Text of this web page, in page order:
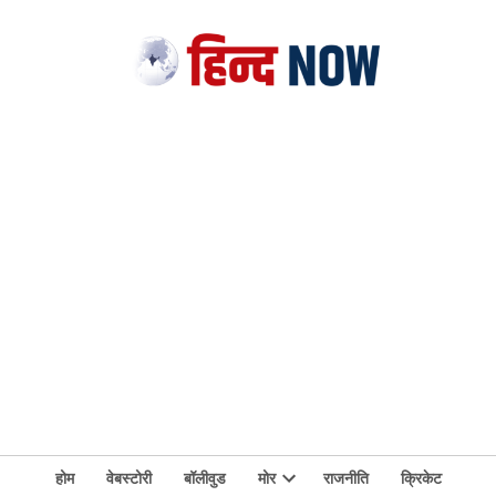
होम वेबस्टोरी बॉलीवुड मोर राजनीति
क्रिकेट